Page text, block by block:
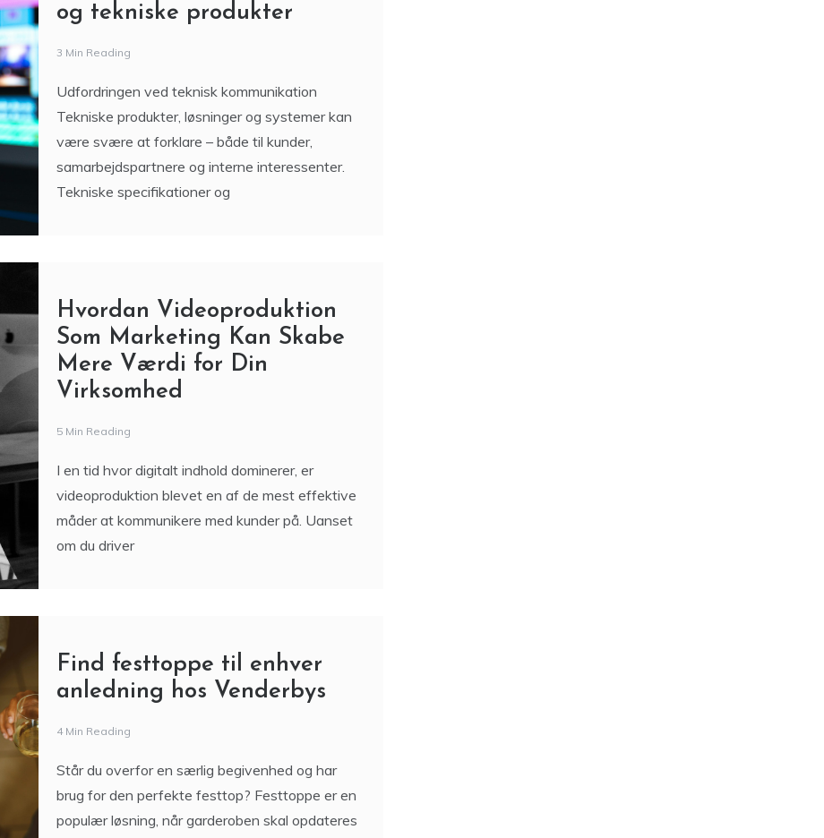
og tekniske produkter
3 Min Reading
Udfordringen ved teknisk kommunikation
Tekniske produkter, løsninger og systemer kan
være svære at forklare – både til kunder,
samarbejdspartnere og interne interessenter.
Tekniske specifikationer og
Hvordan Videoproduktion
Som Marketing Kan Skabe
Mere Værdi for Din
Virksomhed
5 Min Reading
I en tid hvor digitalt indhold dominerer, er
videoproduktion blevet en af de mest effektive
måder at kommunikere med kunder på. Uanset
om du driver
Find festtoppe til enhver
anledning hos Venderbys
4 Min Reading
Står du overfor en særlig begivenhed og har
brug for den perfekte festtop? Festtoppe er en
populær løsning, når garderoben skal opdateres